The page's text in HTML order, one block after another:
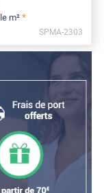
le m² *
SPMA-2303